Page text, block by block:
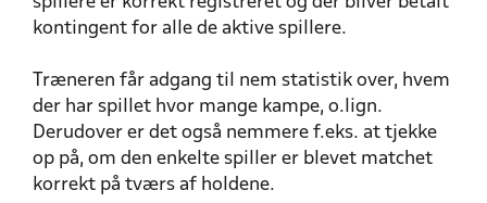
kontingent for alle de aktive spillere.
Træneren får adgang til nem statistik over, hvem
der har spillet hvor mange kampe, o.lign.
Derudover er det også nemmere f.eks. at tjekke
op på, om den enkelte spiller er blevet matchet
korrekt på tværs af holdene.